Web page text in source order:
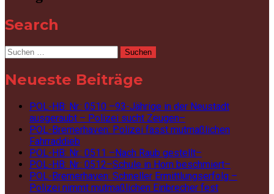
Search
Suchen
Neueste Beiträge
POL-HB: Nr.: 0510 –93-Jährige in der Neustadt
ausgeraubt – Polizei sucht Zeugen–
POL-Bremerhaven: Polizei fasst mutmaßlichen
Fahrraddieb
POL-HB: Nr.: 0511 –Nach Raub gestellt–
POL-HB: Nr.: 0512–Schule in Horn beschmiert–
POL-Bremerhaven: Schneller Ermittlungserfolg –
Polizei nimmt mutmaßlichen Einbrecher fest